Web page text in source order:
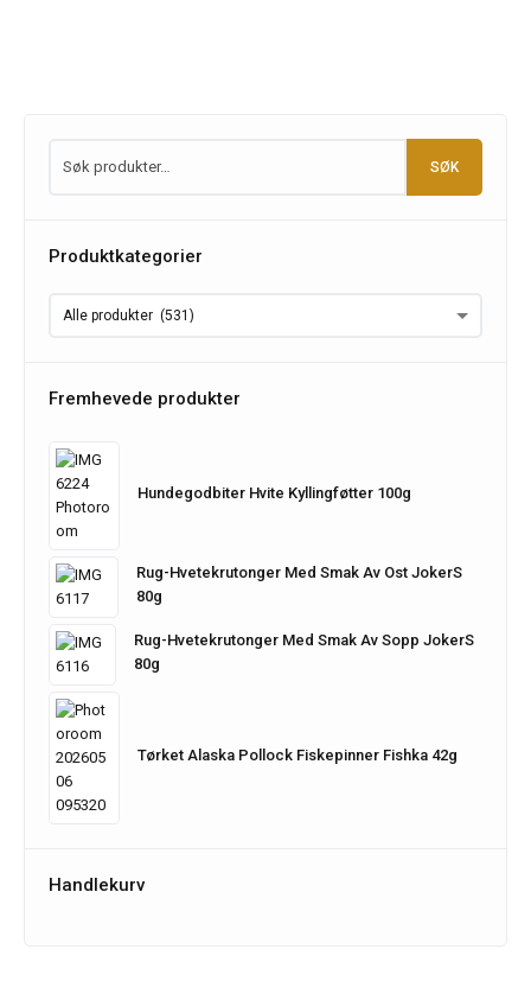
SØK
Produktkategorier
Fremhevede produkter
Hundegodbiter Hvite Kyllingføtter 100g
Rug-Hvetekrutonger Med Smak Av Ost JokerS
80g
Rug-Hvetekrutonger Med Smak Av Sopp JokerS
80g
Tørket Alaska Pollock Fiskepinner Fishka 42g
Handlekurv